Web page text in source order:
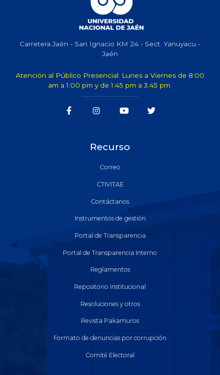
Carretera Jaén - San Ignacio KM 24 - Sect. Yanuyacu -
Jaén
Atención al Público Presencial: Lunes a Viernes de 8:00
am a 1:00 pm y de 1:45 pm a 3:45 pm.
Recurso
Correo
CTIVITAE
Contáctanos
Instrumentos de gestión
Portal de Transparencia
Portal de Transparencia Interno
Reglamentos
Repositorio Institucional
Resoluciones y otros
Revista Pakamuros
Formato de denuncias por corrupción
Comité Electoral